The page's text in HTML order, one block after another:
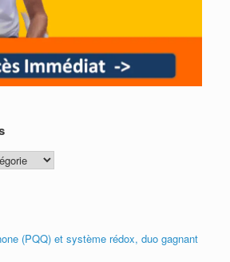
(PQQ) et système rédox, duo gagnant